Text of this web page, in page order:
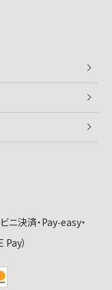
ニ決済・Pay‑easy
）